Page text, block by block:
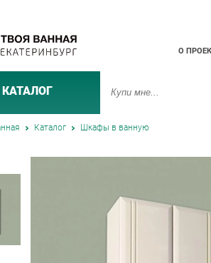
О
КАТАЛОГ
Каталог Шкафы в ванную